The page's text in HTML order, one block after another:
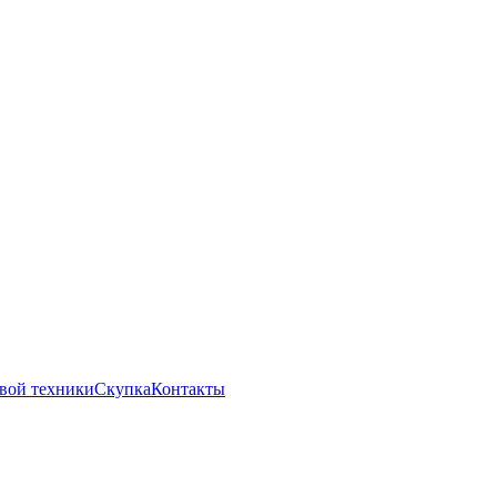
техникиСкупкаКонтакты